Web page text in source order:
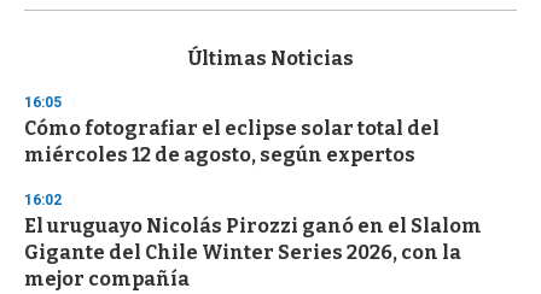
s
d
s
o
f
3
s
e
c
o
Últimas Noticias
16:05
Cómo fotografiar el eclipse solar total del
miércoles 12 de agosto, según expertos
16:02
El uruguayo Nicolás Pirozzi ganó en el Slalom
Gigante del Chile Winter Series 2026, con la
mejor compañía